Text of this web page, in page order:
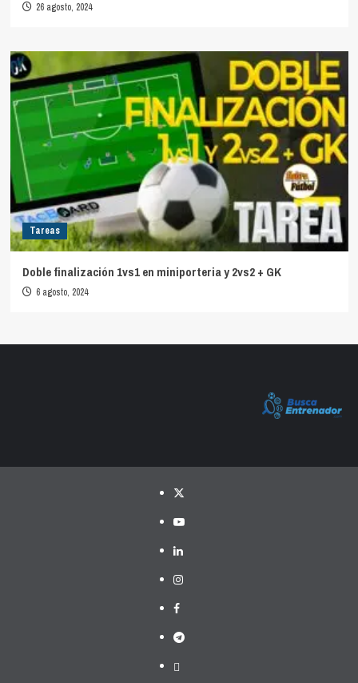
26 agosto, 2024
Tareas
Doble finalización 1vs1 en miniporteria y 2vs2 + GK
6 agosto, 2024
Twitter
YouTube
LinkedIn
Instagram
Facebook
Telegram
PayPal